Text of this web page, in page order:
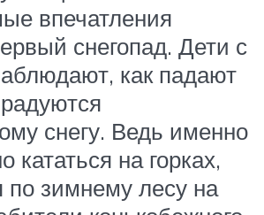
впечатления
снегопад. Дети с
как падают
снегу. Ведь именно
на горках,
по зимнему лесу на